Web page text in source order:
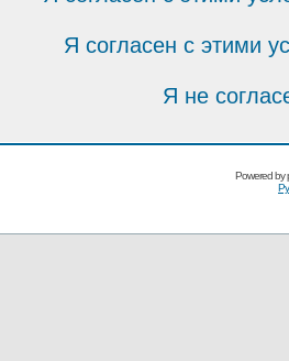
Я согласен с этими
Я не
Powered by